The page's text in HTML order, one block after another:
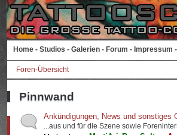
Home - Studios - Galerien - Forum - Impressum -
Foren-Übersicht
Pinnwand
Ankündigungen, News und sonstiges
...aus und für die Szene sowie